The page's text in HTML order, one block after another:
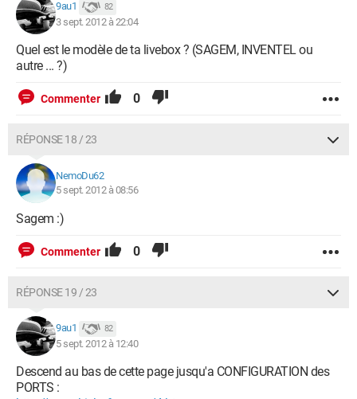
9au1 82
3 sept. 2012 à 22:04
Quel est le modèle de ta livebox ? (SAGEM, INVENTEL ou
autre ... ?)
Commenter 0
RÉPONSE 18 / 23
NemoDu62
5 sept. 2012 à 08:56
Sagem :)
Commenter 0
RÉPONSE 19 / 23
9au1 82
5 sept. 2012 à 12:40
Descend au bas de cette page jusqu'a CONFIGURATION des
PORTS :